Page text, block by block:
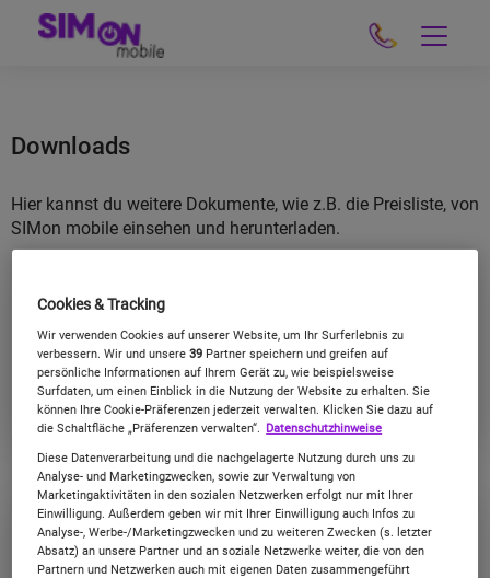
Downloads
Hier kannst du weitere Dokumente, wie z.B. die Preisliste, von
SIMon mobile einsehen und herunterladen.
Download Preisliste 18.06.2026
Produktinformationsblätter
Cookies & Tracking
Wir verwenden Cookies auf unserer Website, um Ihr Surferlebnis zu
verbessern. Wir und unsere39 Partner speichern und greifen auf
persönliche Informationen auf Ihrem Gerät zu, wie beispielsweise
Surfdaten, um einen Einblick in die Nutzung der Website zu erhalten. Sie
können Ihre Cookie-Präferenzen jederzeit verwalten. Klicken Sie dazu auf
die Schaltfläche „Präferenzen verwalten“. Datenschutzhinweise
Diese Datenverarbeitung und die nachgelagerte Nutzung durch uns zu
Analyse- und Marketingzwecken, sowie zur Verwaltung von
Marketingaktivitäten in den sozialen Netzwerken erfolgt nur mit Ihrer
Einwilligung. Außerdem geben wir mit Ihrer Einwilligung auch Infos zu
Analyse-, Werbe-/Marketingzwecken und zu weiteren Zwecken (s. letzter
Absatz) an unsere Partner und an soziale Netzwerke weiter, die von den
Partnern und Netzwerken auch mit eigenen Daten zusammengeführt